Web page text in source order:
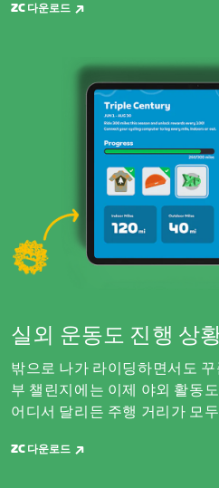
ZC 다운로드
실외 운동도 진행 상
밖으로 나가 라이딩하면서도
부 챌린지에는 이제 야외 활동
어디서 달리든 주행 거리가 모
ZC 다운로드